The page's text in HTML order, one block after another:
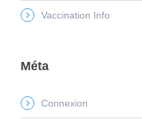
Vaccination Info
Méta
Connexion